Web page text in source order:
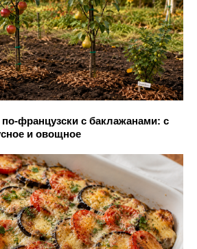
французски с баклажанами: с
и овощное